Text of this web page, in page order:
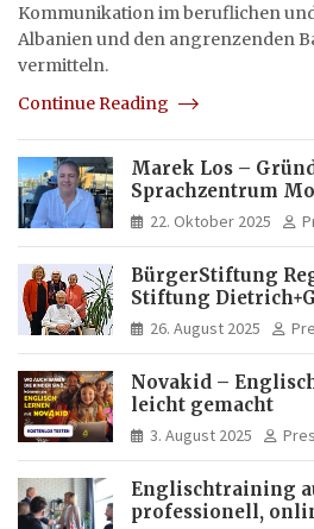
Kommunikation im beruflichen
Albanien und den angrenzenden
vermitteln.
Continue Reading
Marek Los –
Sprachzentrum
Italia und
Internationaler
22. Oktober 2025
BürgerStiftung
Stiftung
Deutschkenntnisse
26. August 2025
Novakid –
leicht gemacht
3. August 2025
Englischtraining
professionell,